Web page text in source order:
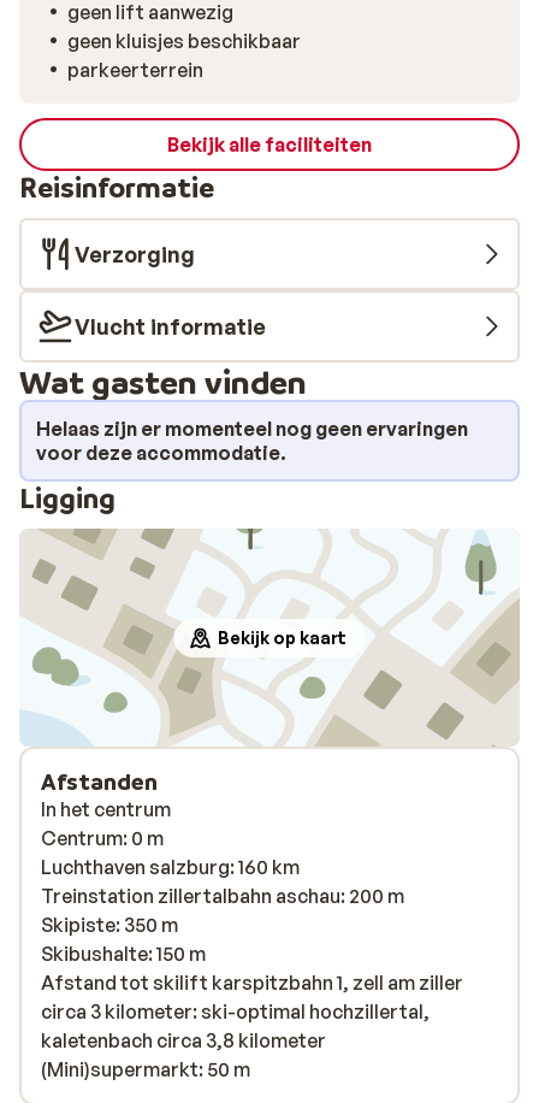
makkelijk om meerdere skigebieden te ontdekken. Of
je nu met familie of vrienden reist: in Apart Kunterbunt
voelt het snel als thuis.
geen lift aanwezig
geen kluisjes beschikbaar
parkeerterrein
Bekijk alle faciliteiten
Reisinformatie
Verzorging
Vlucht informatie
Wat gasten vinden
Helaas zijn er momenteel nog geen ervaringen
voor deze accommodatie.
Ligging
Bekijk op kaart
Afstanden
In het centrum
Centrum: 0 m
Luchthaven salzburg: 160 km
Treinstation zillertalbahn aschau: 200 m
Skipiste: 350 m
Skibushalte: 150 m
Afstand tot skilift karspitzbahn 1, zell am ziller
circa 3 kilometer: ski-optimal hochzillertal,
kaletenbach circa 3,8 kilometer
(Mini)supermarkt: 50 m